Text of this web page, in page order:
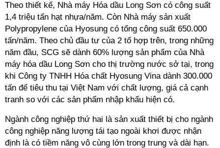
Theo thiết kế, Nhà máy Hóa dầu Long Sơn có công suất
1,4 triệu tấn hạt nhựa/năm. Còn Nhà máy sản xuất
Polypropylene của Hyosung có tổng công suất 650.000
tấn/năm. Theo chủ đầu tư của 2 tổ hợp trên, trong những
năm đầu, SCG sẽ dành 60% lượng sản phẩm của Nhà
máy hóa dầu Long Sơn cho thị trường nước sở tại, trong
khi Công ty TNHH Hóa chất Hyosung Vina dành 300.000
tấn để tiêu thu tại Việt Nam với chất lượng, giá cả cạnh
tranh so với các sản phẩm nhập khẩu hiện có.
Ngành công nghiệp thứ hai là sản xuất thiết bị cho ngành
công nghiệp năng lượng tái tạo ngoài khơi được nhận
định là có tiềm năng vô cùng lớn trong trung và dài hạn.